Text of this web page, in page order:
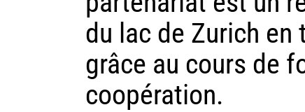
du lac de Zurich en
grâce au cours de
coopération.